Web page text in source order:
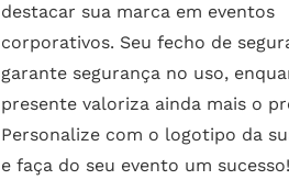
destacar sua marca em eventos
corporativos. Seu fecho de
garante segurança no uso,
presente valoriza ainda mais o
Personalize com o logotipo da
e faça do seu evento um sucesso!